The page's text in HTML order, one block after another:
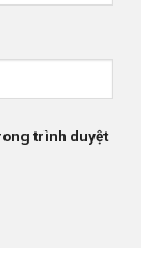
trình duyệt